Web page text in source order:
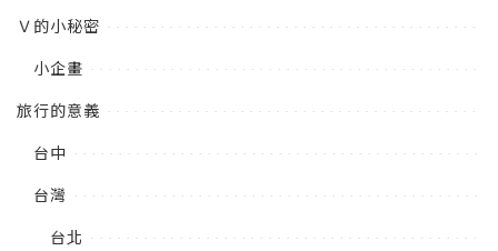
Ｖ的小秘密
小企畫
旅行的意義
台中
台灣
台北